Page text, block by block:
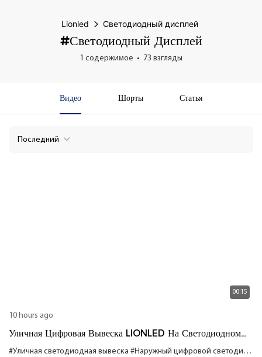
Lionled Светодиодный дисплей
#Светодиодный Дисплей
1 содержимое 73 взгляды
Видео Шорты Статья
Последний
00:15
10 hours ago
Уличная Цифровая Вывеска LIONLED На Светодиодном
Экране
#Уличная светодиодная вывеска #Наружный цифровой светодиодный экран